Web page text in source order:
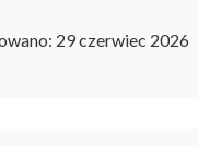
29 czerwiec 2026